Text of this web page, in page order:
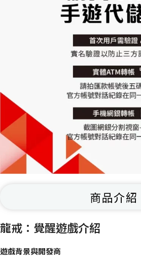
商品介紹
龍戒：覺醒遊戲介紹
遊戲背景與開發商